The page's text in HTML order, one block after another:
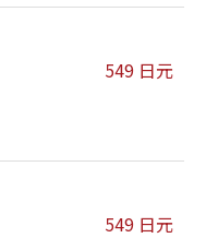
549 日元
549 日元